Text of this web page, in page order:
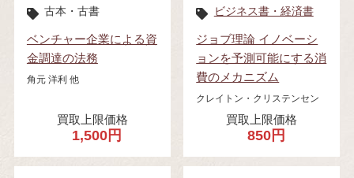
古本・古書
ベンチャー企業による資
金調達の法務
角元 洋利 他
買取上限価格
1,500円
ビジネス書・経済書
ジョブ理論 イノベーシ
ョンを予測可能にする消
費のメカニズム
クレイトン・クリステンセン
買取上限価格
850円